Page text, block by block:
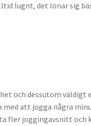
lugnt, det lönar sig
och dessutom väldigt
att jogga några
fler joggingavsnitt och